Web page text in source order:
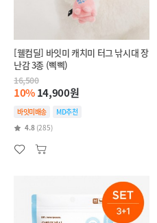
[웰컴딜] 바잇미 캐치미 터그 낚시대 장
난감 3종 (삑삑)
16,500
10%14,900원
바잇미배송
MD추천
4.8 (285)